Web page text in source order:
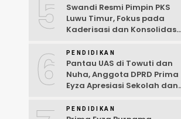
5
Swandi Resmi Pimpin PKS
Luwu Timur, Fokus pada
Kaderisasi dan Konsolidasi
6 PENDIDIKAN
Pantau UAS di Towuti dan
Nuha, Anggota DPRD Prima
Eyza Apresiasi Sekolah dan
Digital
PENDIDIKAN